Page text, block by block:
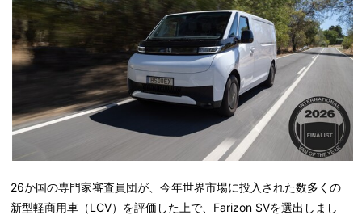
26か国の専門家審査員団が、今年世界市場に投入された数多くの
新型軽商用車（LCV）を評価した上で、Farizon SVを選出しまし